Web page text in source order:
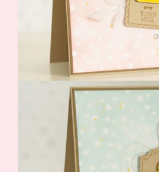
Impressum Datenschutz